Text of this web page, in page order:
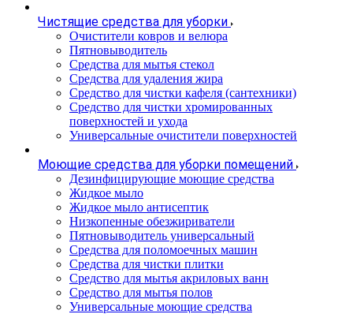
Чистящие средства для уборки
Очистители ковров и велюра
Пятновыводитель
Средства для мытья стекол
Средства для удаления жира
Средство для чистки кафеля (сантехники)
Средство для чистки хромированных
поверхностей и ухода
Универсальные очистители поверхностей
Моющие средства для уборки помещений
Дезинфицирующие моющие средства
Жидкое мыло
Жидкое мыло антисептик
Низкопенные обезжириватели
Пятновыводитель универсальный
Средства для поломоечных машин
Средства для чистки плитки
Средство для мытья акриловых ванн
Средство для мытья полов
Универсальные моющие средства